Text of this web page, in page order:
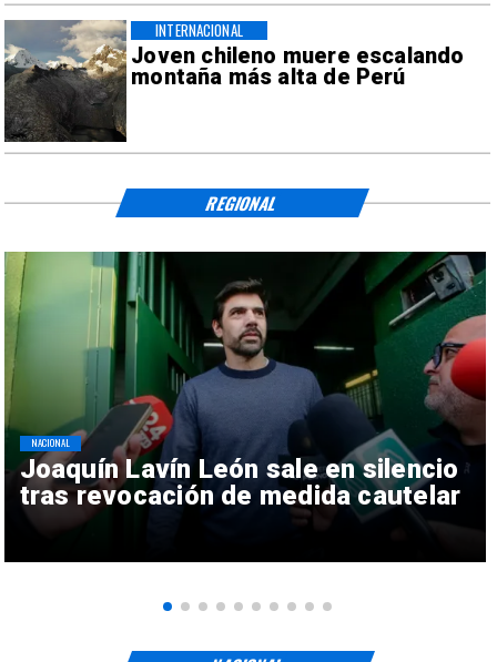
Joven chileno muere escalando
montaña más alta de Perú
INTERNACIONAL
Joaquín Lavín León sale en silencio
tras revocación de medida cautelar
NACIONAL
REGIONAL